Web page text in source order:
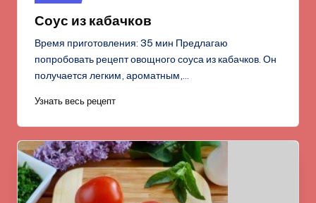
в
Соус из кабачков
Время приготовления: 35 мин Предлагаю
попробовать рецепт овощного соуса из кабачков. Он
получается легким, ароматным,…
Узнать весь рецепт